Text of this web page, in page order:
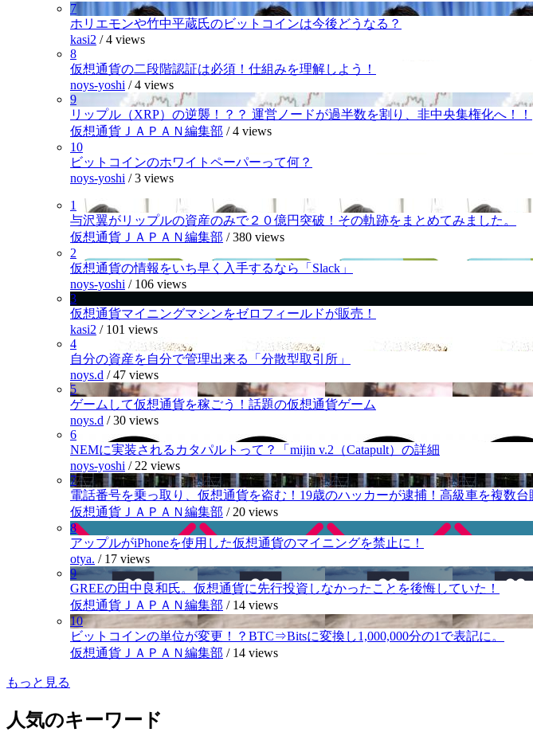
7
ホリエモンや竹中平蔵氏のビットコインは今後どうなる？
kasi2 /4 views
8
仮想通貨の二段階認証は必須！仕組みを理解しよう！
noys-yoshi /4 views
9
リップル（XRP）の逆襲！？？ 運営ノードが過半数を割り、非中央集権化へ！！
仮想通貨ＪＡＰＡＮ編集部 /4 views
10
ビットコインのホワイトペーパーって何？
noys-yoshi /3 views
1
与沢翼がリップルの資産のみで２０億円突破！その軌跡をまとめてみました。
仮想通貨ＪＡＰＡＮ編集部 /380 views
2
仮想通貨の情報をいち早く入手するなら「Slack」
noys-yoshi / 106 views
3
仮想通貨マイニングマシンをゼロフィールドが販売！
kasi2 / 101 views
4
自分の資産を自分で管理出来る「分散型取引所」
noys.d /47 views
5
ゲームして仮想通貨を稼ごう！話題の仮想通貨ゲーム
noys.d /30 views
6
NEMに実装されるカタパルトって？「mijin v.2（Catapult）の詳細
noys-yoshi / 22 views
7
電話番号を乗っ取り、仮想通貨を盗む！19歳のハッカーが逮捕！高級車を複数台
仮想通貨ＪＡＰＡＮ編集部 / 20 views
8
アップルがiPhoneを使用した仮想通貨のマイニングを禁止に！
otya. / 17 views
9
GREEの田中良和氏。仮想通貨に先行投資しなかったことを後悔していた！
仮想通貨ＪＡＰＡＮ編集部 / 14 views
10
ビットコインの単位が変更！？BTC⇒Bitsに変換し1,000,000分の1で表記に。
仮想通貨ＪＡＰＡＮ編集部 / 14 views
もっと見る
人気のキーワード